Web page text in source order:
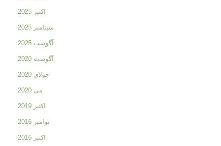
اکتبر 2025
سپتامبر 2025
آگوست 2025
آگوست 2020
جولای 2020
می 2020
اکتبر 2019
نوامبر 2016
اکتبر 2016